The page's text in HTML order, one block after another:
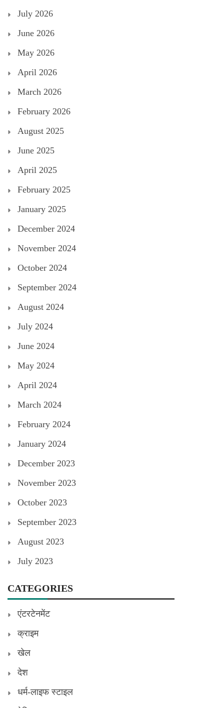
July 2026
June 2026
May 2026
April 2026
March 2026
February 2026
August 2025
June 2025
April 2025
February 2025
January 2025
December 2024
November 2024
October 2024
September 2024
August 2024
July 2024
June 2024
May 2024
April 2024
March 2024
February 2024
January 2024
December 2023
November 2023
October 2023
September 2023
August 2023
July 2023
CATEGORIES
एंटरटेनमेंट
क्राइम
खेल
देश
धर्म-लाइफ स्टाइल